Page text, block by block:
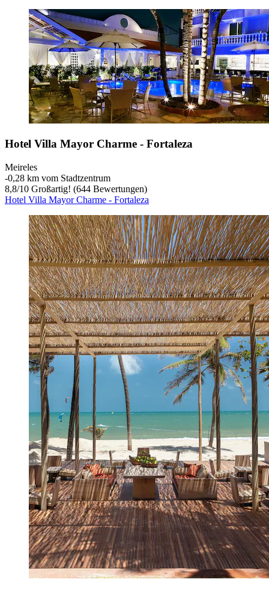
Hotel Villa Mayor Charme - Fortaleza
Meireles
‐0,28 km vom Stadtzentrum
8,8/10 Großartig! (644 Bewertungen)
Hotel Villa Mayor Charme - Fortaleza